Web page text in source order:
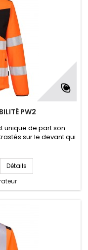
PW2
unique de part son
sur le devant qui
de haute qualité à
et au vent, ainsi que
en font une
nombre de...
Détails